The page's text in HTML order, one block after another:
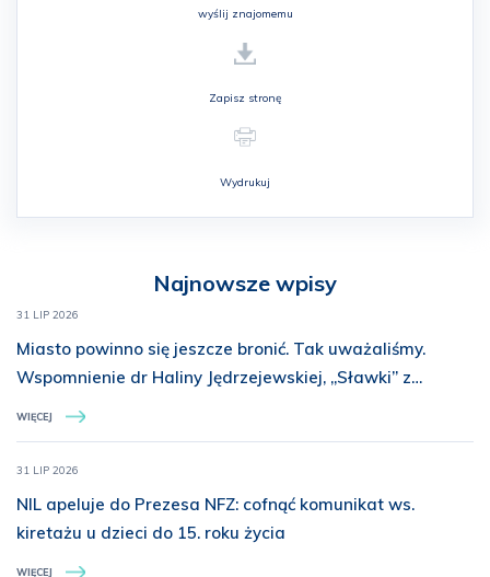
Najnowsze wpisy
31 LIP 2026
Miasto powinno się jeszcze bronić. Tak uważaliśmy.
Wspomnienie dr Haliny Jędrzejewskiej, „Sławki” z
Batalionu „Miotła”
WIĘCEJ
31 LIP 2026
NIL apeluje do Prezesa NFZ: cofnąć komunikat ws.
kiretażu u dzieci do 15. roku życia
WIĘCEJ
wyślij znajomemu
Zapisz stronę
Wydrukuj